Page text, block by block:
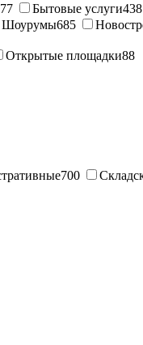
Бытовые услуги438
Шоурумы685
Открытые площадки88
700